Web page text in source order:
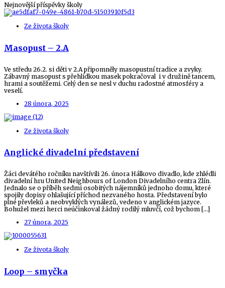
Nejnovější příspěvky školy
Ze života školy
Masopust – 2.A
Ve středu 26.2. si děti v 2.A připomněly masopustní tradice a zvyky.
Zábavný masopust s přehlídkou masek pokračoval i v družině tancem,
hrami a soutěžemi. Celý den se nesl v duchu radostné atmosféry a
veselí.
28 února, 2025
Ze života školy
Anglické divadelní představení
Žáci devátého ročníku navštívili 26. února Hálkovo divadlo, kde zhlédli
divadelní hru United Neighbours of London Divadelního centra Zlín.
Jednalo se o příběh sedmi osobitých nájemníků jednoho domu, které
spojily dopisy ohlašující příchod nezvaného hosta. Představení bylo
plné převleků a neobvyklých vynálezů, vedeno v anglickém jazyce.
Bohužel mezi herci neúčinkoval žádný rodilý mluvčí, což bychom […]
27 února, 2025
Ze života školy
Loop – smyčka